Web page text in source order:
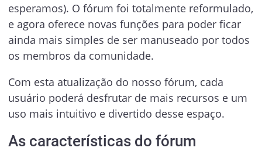
esperamos). O fórum foi totalmente reformulado,
e agora oferece novas funções para poder ficar
ainda mais simples de ser manuseado por todos
os membros da comunidade.
Com esta atualização do nosso fórum, cada
usuário poderá desfrutar de mais recursos e um
uso mais intuitivo e divertido desse espaço.
As características do fórum